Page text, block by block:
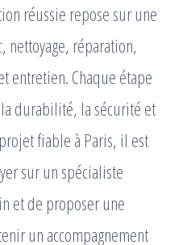
réussie repose sur une
nettoyage, réparation,
entretien. Chaque étape
durabilité, la sécurité et
fiable à Paris, il est
sur un spécialiste
et de proposer une
un accompagnement